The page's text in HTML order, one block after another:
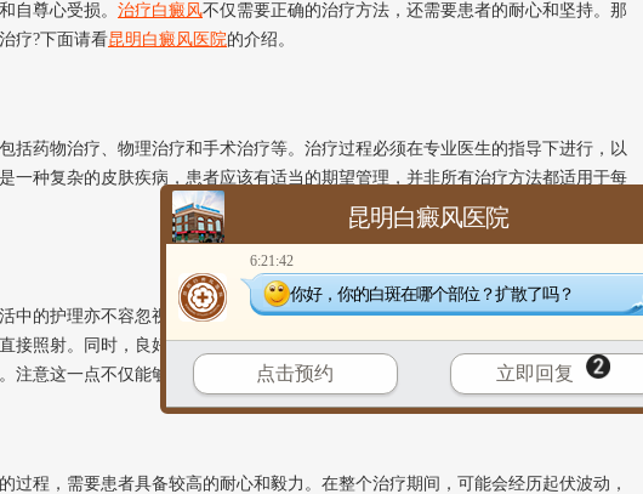
自尊心受损。 治疗白癜风不仅需要正确的治疗方法，还需要患者的耐心和坚持。那
疗?下面请看昆明白癜风医院的介绍。
括药物治疗、物理治疗和手术治疗等。治疗过程必须在专业医生的指导下进行，以
一种复杂的皮肤疾病，患者应该有适当的期望管理，并非所有治疗方法都适用于每
的护理亦不容忽视。白癜风患者应该避免长时间的日晒，以减少皮肤损伤，同时
接照射。同时，良好的生活习惯对于疾病的控制也是至关重要的，包括均衡饮食、
注意这一点不仅能够帮助治疗效果的提升，还能减少疾病对日常生活的负面影响。
程，需要患者具备较高的耐心和毅力。在整个治疗期间，可能会经历起伏波动，
昆明白癜风医院
6:21:42
你好，你的白斑在哪个部位？扩散了吗？
点击预约 立即回复